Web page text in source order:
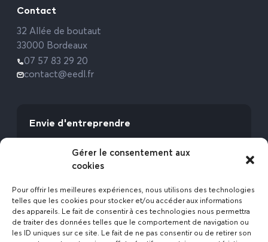
Gérer le consentement aux
cookies
Pour offrir les meilleures expériences, nous utilisons des technologies
telles que les cookies pour stocker et/ou accéder aux informations
des appareils. Le fait de consentir à ces technologies nous permettra
de traiter des données telles que le comportement de navigation ou
les ID uniques sur ce site. Le fait de ne pas consentir ou de retirer son
Contact
32 Allée de boutaut
33000 Bordeaux
07 57 83 29 20
contact@eedl.fr
Envie d'entreprendre
avec l’Expert Etat des Lieux !
Rejoignez-nous